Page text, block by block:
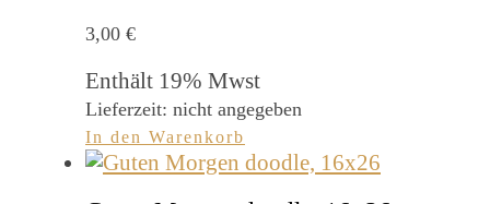
3,00 €
Enthält 19% Mwst
Lieferzeit: nicht angegeben
In den Warenkorb